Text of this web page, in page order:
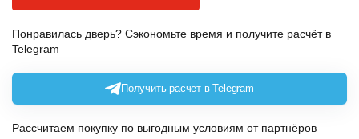
Понравилась дверь? Сэкономьте время и получите расчёт в
Telegram
Получить расчет в Telegram
Рассчитаем покупку по выгодным условиям от партнёров